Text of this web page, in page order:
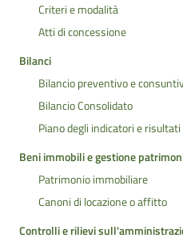
Criteri e modalità
Atti di concessione
Bilanci
Bilancio preventivo e
Bilancio Consolidato
Piano degli indicatori e
Beni immobili e gestione
Patrimonio immobiliare
Canoni di locazione o affitto
Controlli e rilievi